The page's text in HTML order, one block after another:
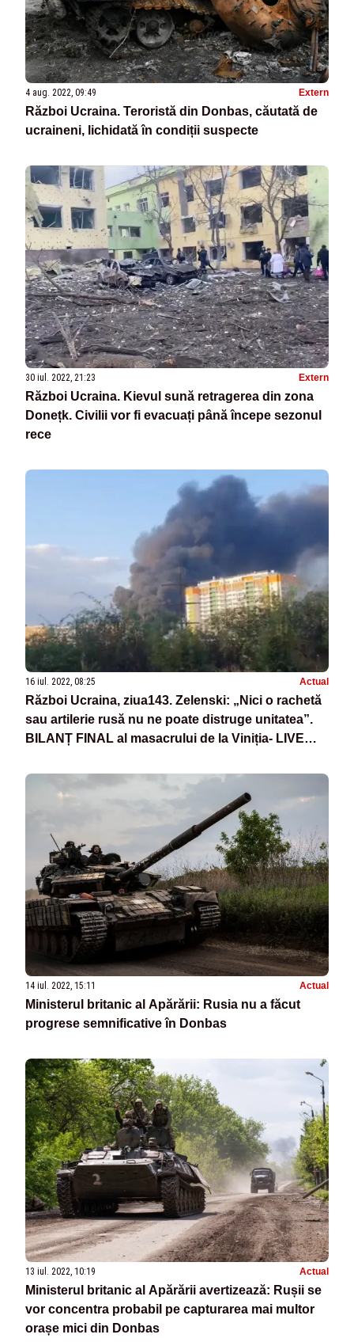
4 aug. 2022, 09:49 Extern
Război Ucraina. Teroristă din Donbas, căutată de
ucraineni, lichidată în condiții suspecte
30 iul. 2022, 21:23 Extern
Război Ucraina. Kievul sună retragerea din zona
Donețk. Civilii vor fi evacuați până începe sezonul
rece
16 iul. 2022, 08:25 Actual
Război Ucraina, ziua143. Zelenski: „Nici o rachetă
sau artilerie rusă nu ne poate distruge unitatea”.
BILANȚ FINAL al masacrului de la Viniția- LIVE
14 iul. 2022, 15:11 Actual
Ministerul britanic al Apărării: Rusia nu a făcut
progrese semnificative în Donbas
13 iul. 2022, 10:19 Actual
Ministerul britanic al Apărării avertizează: Rușii se
vor concentra probabil pe capturarea mai multor
orașe mici din Donbas